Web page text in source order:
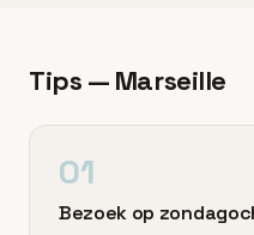
Tips — Marseille
01
Bezoek op